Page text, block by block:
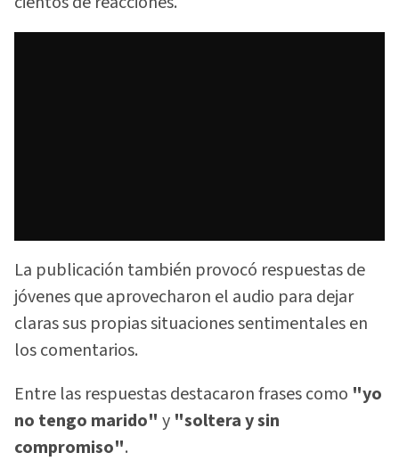
La publicación también provocó respuestas de
jóvenes que aprovecharon el audio para dejar
claras sus propias situaciones sentimentales en
los comentarios.
Entre las respuestas destacaron frases como "yo
no tengo marido" y "soltera y sin
compromiso".